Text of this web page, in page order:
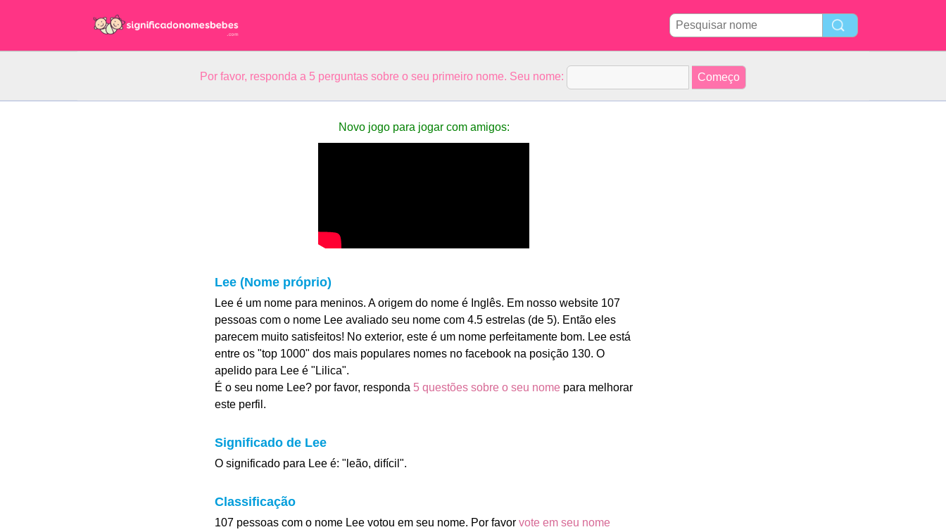
Por favor, responda a 5 perguntas sobre o seu primeiro nome. Seu nome:
Novo jogo para jogar com amigos:
Lee (Nome próprio)
Lee é um nome para meninos. A origem do nome é Inglês. Em nosso website 107
pessoas com o nome Lee avaliado seu nome com 4.5 estrelas (de 5). Então eles
parecem muito satisfeitos! No exterior, este é um nome perfeitamente bom. Lee está
entre os "top 1000" dos mais populares nomes no facebook na posição 130. O
apelido para Lee é "Lilica".
É o seu nome Lee? por favor, responda 5 questões sobre o seu nomepara melhorar
este perfil.
Significado de Lee
O significado para Lee é: "leão, difícil".
Classificação
107 pessoas com o nome Lee votou em seu nome. Por favor vote em seu nome